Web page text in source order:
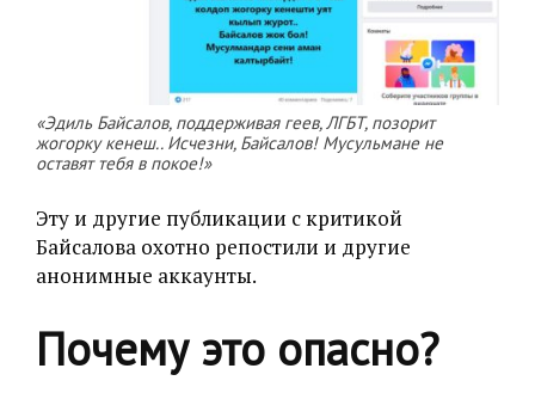
«Эдиль Байсалов, поддерживая геев, ЛГБТ, позорит
жогорку кенеш.. Исчезни, Байсалов! Мусульмане не
оставят тебя в покое!»
Эту и другие публикации с критикой
Байсалова охотно репостили и другие
анонимные аккаунты.
Почему это опасно?